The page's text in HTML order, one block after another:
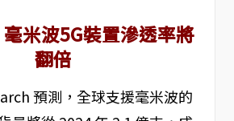
米波5G裝置滲透率將
翻倍
預測，全球支援毫米波的